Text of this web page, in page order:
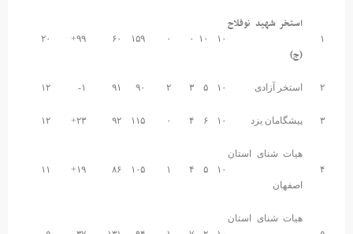
استخر شهید نوفلاح
(ج)
۱۰ ۱۰ ۱۵۹ ۶۰ ۹۹+ ۲۰
۲ استخر آزادی ۱۰ ۵ ۳ ۲ ۹۰ ۹۱ ۱۲
۳ پیشگامان یزد ۱۰ ۶ ۴ ۱۱۵ ۹۲ ۲۳+ ۱۲
۴
هیات شنای استان
اصفهان
۱۰ ۵ ۴ ۱۰۵ ۸۶ ۱۹+ ۱۱
هیات شنای استان